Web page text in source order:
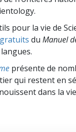
pour la vie de
du Manuel
présente de
qui restent en
dans la